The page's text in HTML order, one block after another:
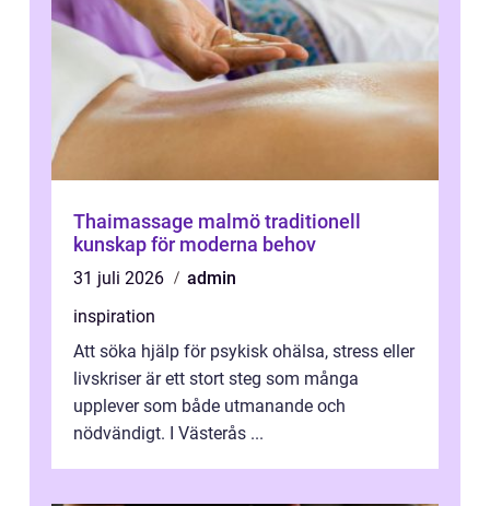
Thaimassage malmö traditionell
kunskap för moderna behov
31 juli 2026
admin
inspiration
Att söka hjälp för psykisk ohälsa, stress eller
livskriser är ett stort steg som många
upplever som både utmanande och
nödvändigt. I Västerås ...